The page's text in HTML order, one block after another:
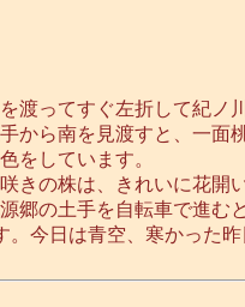
渡ってすぐ左折して紀ノ
から南を見渡すと、一面
をしています。
きの株は、きれいに花開
郷の土手を自転車で進む
今日は青空、寒かった